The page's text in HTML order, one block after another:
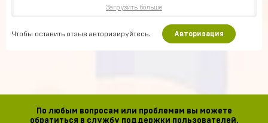
Загрузить больше
Чтобы оставить отзыв авторизируйтесь. Авторизация
По любым вопросам или проблемам вы можете
обратиться в службу поддержки пользователей.